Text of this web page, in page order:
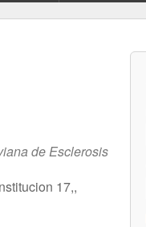
de Esclerosis
17,,